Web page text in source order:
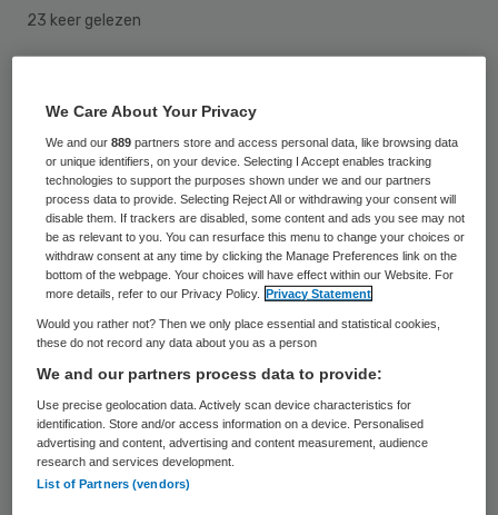
23 keer gelezen
toch nog de cel in en zo ja, voor hoelang?
Daarover doen de rechters in hoger beroep
vrijdag uitspraak. De vrouw behandelde
tussen 2006 en 2011 ongeveer 780 mensen
met het Afrikaanse plantenextract
ibogaïne, dat een wondermiddel tegen
verslaving zou zijn. Maar die stof kan ook
hallucinaties veroorzaken. Het Openbaar
Ministerie (OM) wil haar in de cel voor 35
maanden waarvan twaalf voorwaardelijk.
De rechtbank veroordeelde haar vorig jaar
We Care About Your Privacy
We and our889 partners store and access personal data, like browsing data
or unique identifiers, on your device. Selecting I Accept enables tracking
technologies to support the purposes shown under we and our partners
process data to provide. Selecting Reject All or withdrawing your consent will
disable them. If trackers are disabled, some content and ads you see may not
be as relevant to you. You can resurface this menu to change your choices or
withdraw consent at any time by clicking the Manage Preferences link on the
bottom of the webpage. Your choices will have effect within our Website. For
more details, refer to our Privacy Policy.
Privacy Statement
Would you rather not? Then we only place essential and statistical cookies,
these do not record any data about you as a person
We and our partners process data to provide:
Use precise geolocation data. Actively scan device characteristics for
identification. Store and/or access information on a device. Personalised
advertising and content, advertising and content measurement, audience
research and services development.
List of Partners (vendors)